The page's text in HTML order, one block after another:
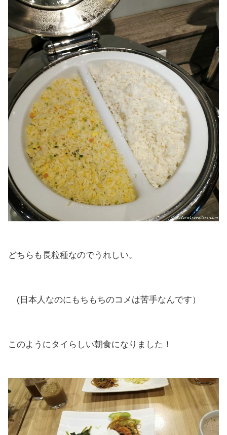
どちらも長粒種なのでうれしい。
(日本人なのにもちもちのコメは苦手なんです）
このようにタイらしい朝食になりました！